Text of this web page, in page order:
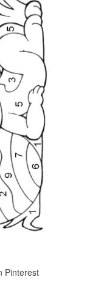
Pinterest